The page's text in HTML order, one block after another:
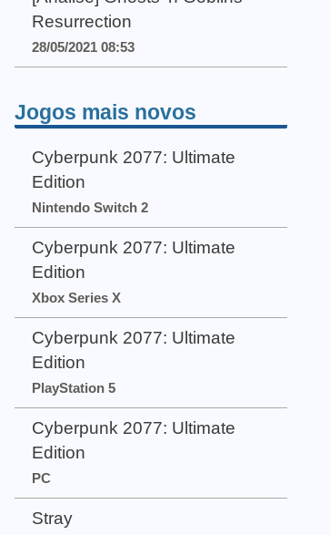
Resurrection
28/05/2021 08:53
Jogos mais novos
Cyberpunk 2077: Ultimate
Edition
Nintendo Switch 2
Cyberpunk 2077: Ultimate
Edition
Xbox Series X
Cyberpunk 2077: Ultimate
Edition
PlayStation 5
Cyberpunk 2077: Ultimate
Edition
PC
Stray